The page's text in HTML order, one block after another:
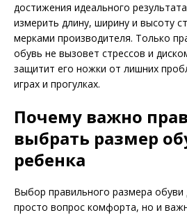
достижения идеального
измерить длину, ширину и высоту
мерками производителя. Только
обувь не вызовет стрессов и
защитит его ножки от лишних
играх и прогулках.
Почему важно
выбрать размер
ребенка
Выбор правильного размера
просто вопрос комфорта, но и